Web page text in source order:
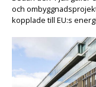
och
kopplade till EU:s